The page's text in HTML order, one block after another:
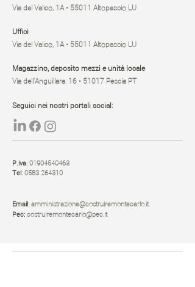
Via del Valico, 1A • 55011 Altopascio LU
Uffici
Via del Valico, 1A • 55011 Altopascio LU
Magazzino, deposito mezzi e unità locale
Via dell’Anguillara, 16 • 51017 Pescia PT
Seguici nei nostri portali social:
P.iva: 01904540463
Tel: 0583 264310
Email: amministrazione@costruiremontecarlo.it
Pec: costruiremontecarlo@pec.it